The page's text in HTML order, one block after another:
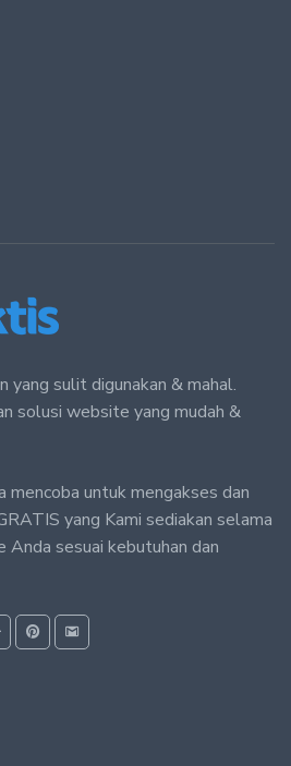
yang sulit digunakan & mahal.
solusi website yang mudah &
mencoba untuk mengakses dan
yang Kami sediakan selama
sesuai kebutuhan dan